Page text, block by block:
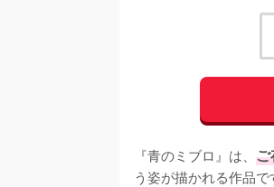
『青のミブロ』は、 ご
う姿が描かれる作品で